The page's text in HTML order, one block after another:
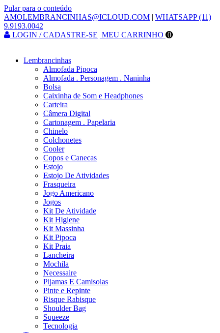
Pular para o conteúdo
AMOLEMBRANCINHAS@ICLOUD.COM | WHATSAPP (11)
9.9193.0042
LOGIN / CADASTRE-SE MEU CARRINHO 0
Lembrancinhas
Almofada Pipoca
Almofada . Personagem . Naninha
Bolsa
Caixinha de Som e Headphones
Carteira
Câmera Digital
Cartonagem . Papelaria
Chinelo
Colchonetes
Cooler
Copos e Canecas
Estojo
Estojo De Atividades
Frasqueira
Jogo Americano
Jogos
Kit De Atividade
Kit Higiene
Kit Massinha
Kit Pipoca
Kit Praia
Lancheira
Mochila
Necessaire
Pijamas E Camisolas
Pinte e Repinte
Risque Rabisque
Shoulder Bag
Squeeze
Tecnologia